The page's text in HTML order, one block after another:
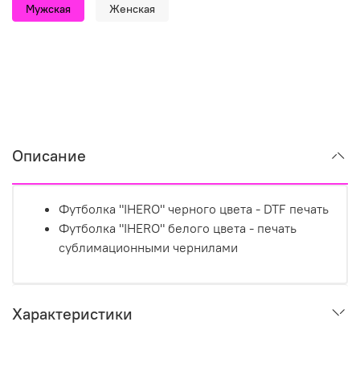
Мужская Женская
Описание
Футболка "IHERO" черного цвета - DTF печать
Футболка "IHERO" белого цвета - печать
сублимационными чернилами
Характеристики